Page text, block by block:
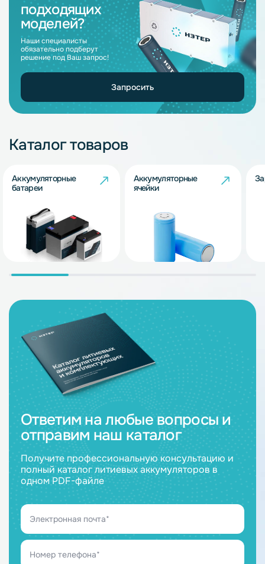
подходящих
моделей?
Наши специалисты
обязательно подберут
решение под Ваш запрос!
Запросить
Каталог товаров
Аккумуляторные
батареи
Аккумуляторные
ячейки
Ответим на любые вопросы и
отправим наш каталог
Получите профессиональную консультацию и
полный каталог литиевых аккумуляторов в
одном PDF-файле